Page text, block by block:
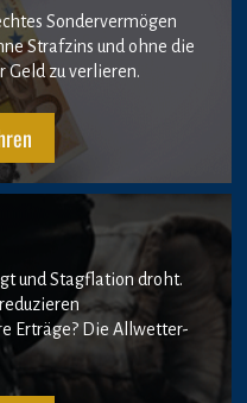
Sondervermögen
Strafzins und ohne die
Geld zu verlieren.
und Stagflation droht.
Erträge? Die Allwetter-